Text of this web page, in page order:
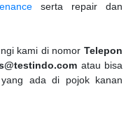
serta repair dan
kami di nomor Telepon
atau bisa
ada di pojok kanan